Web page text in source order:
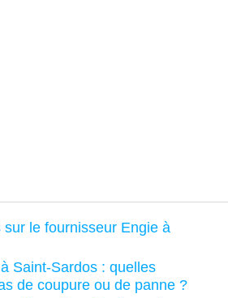
sur le fournisseur Engie à
Saint-Sardos : quelles
de coupure ou de panne ?